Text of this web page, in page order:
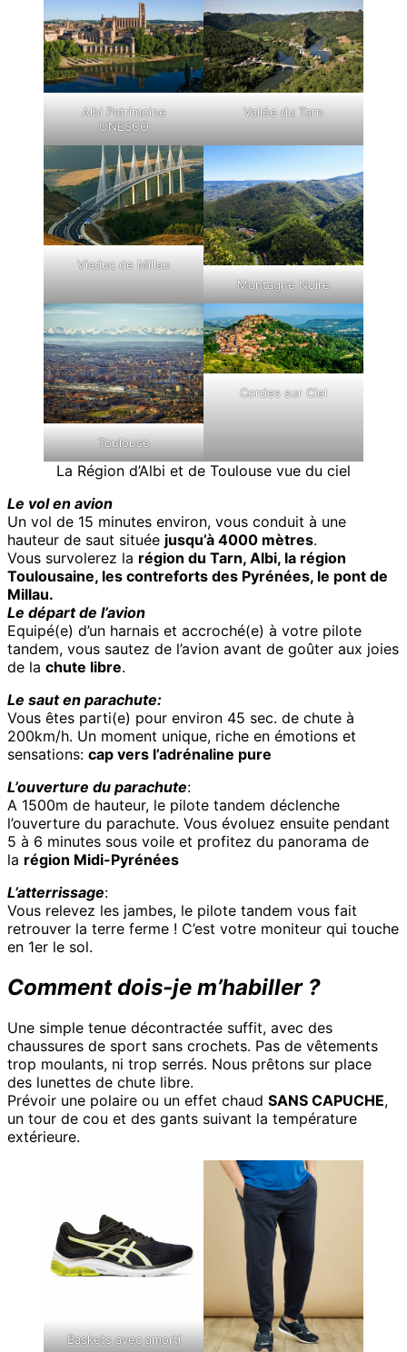
Albi Patrimoine
UNESCO
Vallée du Tarn
Viaduc de Millau
Montagne Noire
Toulouse
Cordes sur Ciel
La Région d’Albi et de Toulouse vue du ciel
Le vol en avion
Un vol de 15 minutes environ, vous conduit à une
hauteur de saut située jusqu’à 4000 mètres.
Vous survolerez la région du Tarn, Albi, la région
Toulousaine, les contreforts des Pyrénées, le pont de
Millau.
Le départ de l’avion
Equipé(e) d’un harnais et accroché(e) à votre pilote
tandem, vous sautez de l’avion avant de goûter aux joies
de la chute libre.
Le saut en parachute:
Vous êtes parti(e) pour environ 45 sec. de chute à
200km/h. Un moment unique, riche en émotions et
sensations: cap vers l’adrénaline pure
L’ouverture du parachute:
A 1500m de hauteur, le pilote tandem déclenche
l’ouverture du parachute. Vous évoluez ensuite pendant
5 à 6 minutes sous voile et profitez du panorama de
la région Midi-Pyrénées
L’atterrissage:
Vous relevez les jambes, le pilote tandem vous fait
retrouver la terre ferme ! C’est votre moniteur qui touche
en 1er le sol.
Comment dois-je m’habiller ?
Une simple tenue décontractée suffit, avec des
chaussures de sport sans crochets. Pas de vêtements
trop moulants, ni trop serrés. Nous prêtons sur place
des lunettes de chute libre.
Prévoir une polaire ou un effet chaud SANS CAPUCHE,
un tour de cou et des gants suivant la température
extérieure.
Baskets avec amorti